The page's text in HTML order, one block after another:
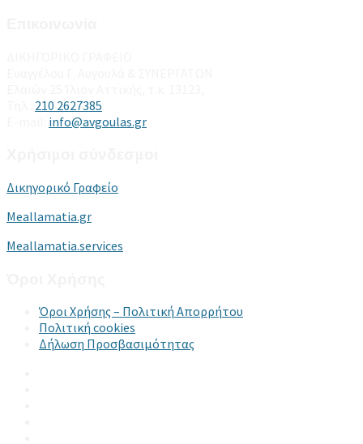
210 2627385
info@avgoulas.gr
Δικηγορικό Γραφείο
Meallamatia.gr
Meallamatia.services
Όροι Χρήσης – Πολιτική Απορρήτου
Πολιτική cookies
Δήλωση Προσβασιμότητας